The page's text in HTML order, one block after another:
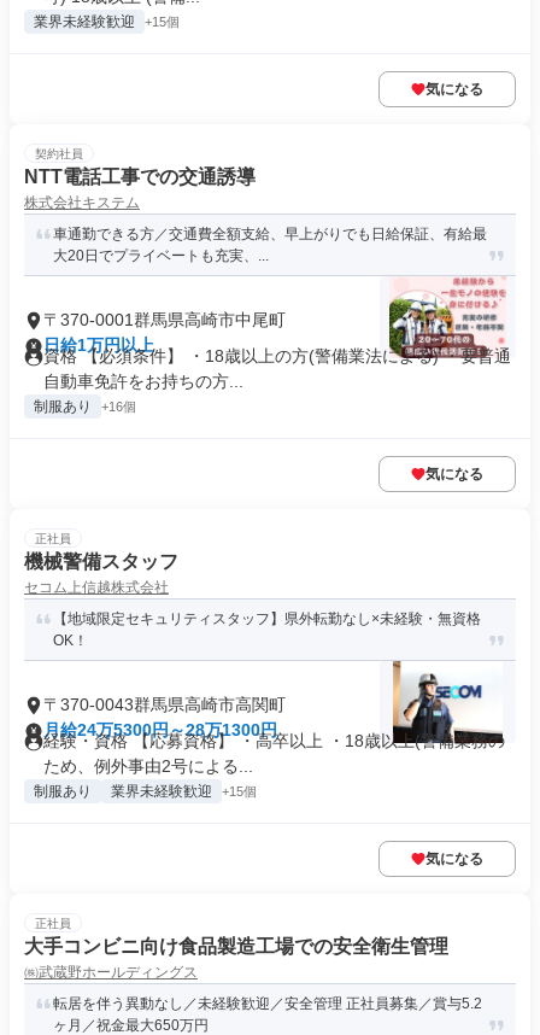
業界未経験歓迎 +15個
気になる
契約社員
NTT電話工事での交通誘導
株式会社キステム
車通勤できる方／交通費全額支給、早上がりでも日給保証、有給最
大20日でプライベートも充実、...
〒370-0001群馬県高崎市中尾町
日給1万円以上
資格 【必須条件】 ・18歳以上の方(警備業法による) ・要普通
自動車免許をお持ちの方...
制服あり +16個
気になる
正社員
機械警備スタッフ
セコム上信越株式会社
【地域限定セキュリティスタッフ】県外転勤なし×未経験・無資格
OK！
〒370-0043群馬県高崎市高関町
月給24万5300円～28万1300円
経験・資格 【応募資格】 ・高卒以上 ・18歳以上(警備業務の
ため、例外事由2号による...
制服あり 業界未経験歓迎 +15個
気になる
正社員
大手コンビニ向け食品製造工場での安全衛生管理
㈱武蔵野ホールディングス
転居を伴う異動なし／未経験歓迎／安全管理 正社員募集／賞与5.2
ヶ月／祝金最大650万円